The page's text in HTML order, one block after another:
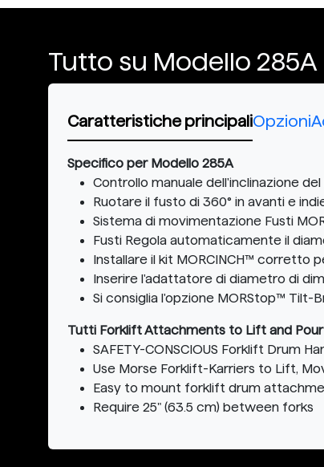
Tutto su Modello 285A
Caratteristiche principaliOpzioni
Specifico per Modello 285A
Controllo manuale dell'inclinazione
Ruotare il fusto di 360° in avanti e
Sistema di movimentazione Fusti
Fusti Regola automaticamente il
Installare il kit MORCINCH™ corretto
Inserire l'adattatore di diametro di
Si consiglia l'opzione MORStop™
Tutti Forklift Attachments to Lift and
SAFETY-CONSCIOUS Forklift Drum
Use Morse Forklift-Karriers to Lift,
Easy to mount forklift drum
Require 25" (63.5 cm) between forks